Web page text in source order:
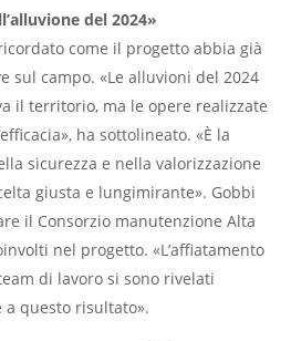
del 2024»
come il progetto abbia già
sul campo. «Le alluvioni del 2024
il territorio, ma le opere realizzate
ha sottolineato. «È la
sicurezza e nella valorizzazione
giusta e lungimirante». Gobbi
il Consorzio manutenzione Alta
nel progetto. «L’affiatamento
di lavoro si sono rivelati
questo risultato».